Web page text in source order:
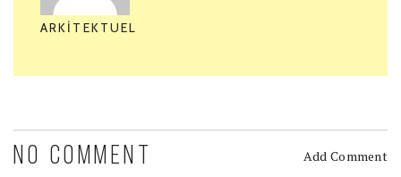
ARKITEKTUEL
NO COMMENT Add Comment